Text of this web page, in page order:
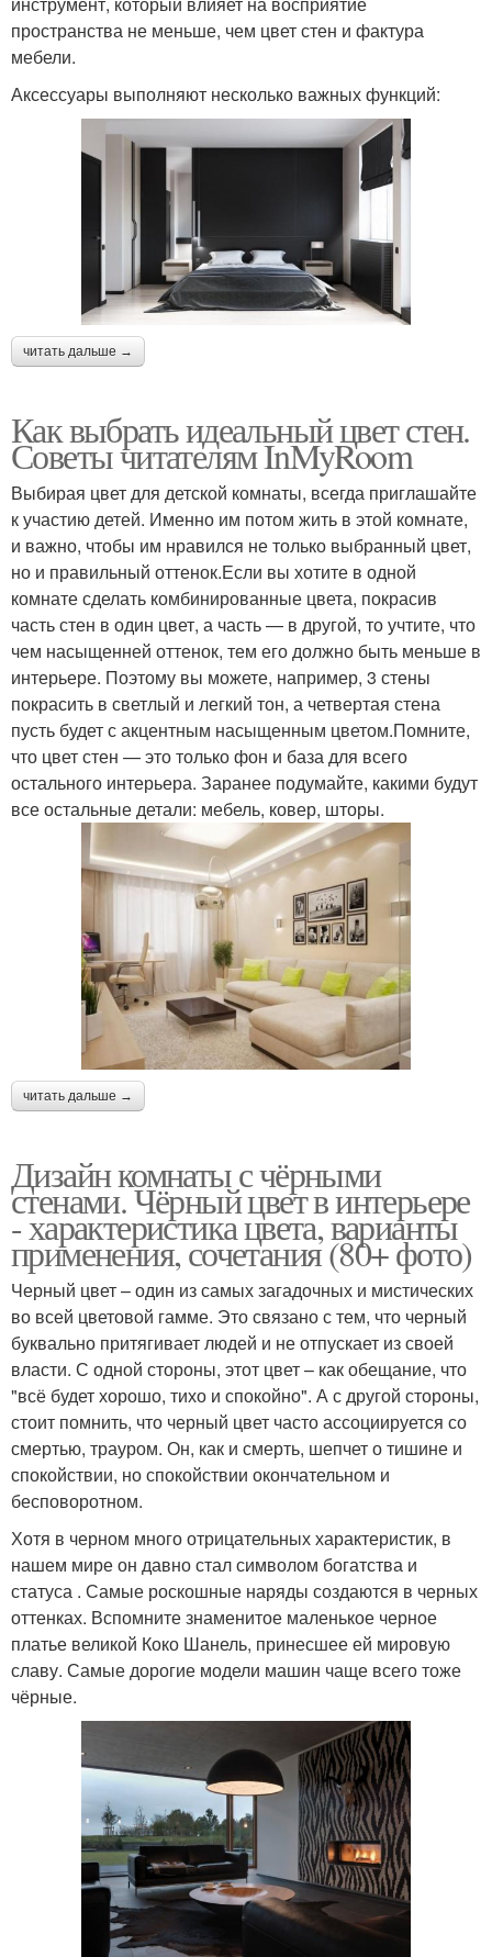
пространства не меньше, чем цвет стен и фактура
мебели.
Аксессуары выполняют несколько важных функций:
читать дальше →
Как выбрать идеальный цвет стен.
Советы читателям InMyRoom
Выбирая цвет для детской комнаты, всегда приглашайте
к участию детей. Именно им потом жить в этой комнате,
и важно, чтобы им нравился не только выбранный цвет,
но и правильный оттенок.Если вы хотите в одной
комнате сделать комбинированные цвета, покрасив
часть стен в один цвет, а часть — в другой, то учтите, что
чем насыщенней оттенок, тем его должно быть меньше в
интерьере. Поэтому вы можете, например, 3 стены
покрасить в светлый и легкий тон, а четвертая стена
пусть будет с акцентным насыщенным цветом.Помните,
что цвет стен — это только фон и база для всего
остального интерьера. Заранее подумайте, какими будут
все остальные детали: мебель, ковер, шторы.
читать дальше →
Дизайн комнаты с чёрными
стенами. Чёрный цвет в интерьере
- характеристика цвета, варианты
применения, сочетания (80+ фото)
Черный цвет – один из самых загадочных и мистических
во всей цветовой гамме. Это связано с тем, что черный
буквально притягивает людей и не отпускает из своей
власти. С одной стороны, этот цвет – как обещание, что
"всё будет хорошо, тихо и спокойно". А с другой стороны,
стоит помнить, что черный цвет часто ассоциируется со
смертью, трауром. Он, как и смерть, шепчет о тишине и
спокойствии, но спокойствии окончательном и
бесповоротном.
Хотя в черном много отрицательных характеристик, в
нашем мире он давно стал символом богатства и
статуса . Самые роскошные наряды создаются в черных
оттенках. Вспомните знаменитое маленькое черное
платье великой Коко Шанель, принесшее ей мировую
славу. Самые дорогие модели машин чаще всего тоже
чёрные.